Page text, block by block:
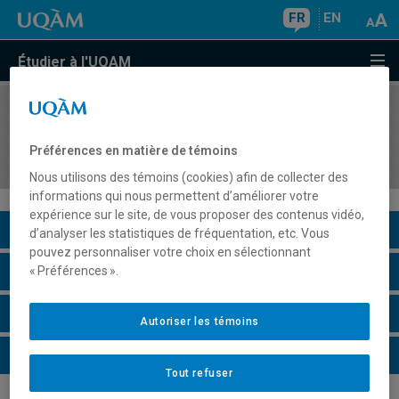
FR EN
Étudier à l'UQAM
COURS//
internationale
Description du cours
Horaire - Été 2026
Horaire - Automne 2026
Horaire - Hiver 2027
Préférences en matière de témoins
Nous utilisons des témoins (cookies) afin de collecter des
informations qui nous permettent d’améliorer votre
expérience sur le site, de vous proposer des contenus vidéo,
d’analyser les statistiques de fréquentation, etc. Vous
pouvez personnaliser votre choix en sélectionnant
« Préférences ».
Tout refuser
Autoriser les témoins